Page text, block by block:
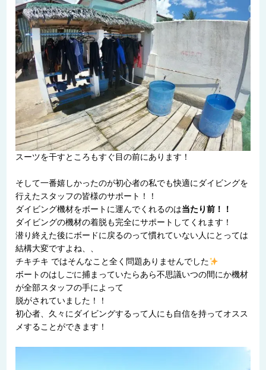
スーツを干すところもすぐ目の前にあります！
そして一番嬉しかったのが初心者の私でも快適にダイビングを
行えたスタッフの皆様のサポート！！
ダイビング機材をボートに運んでくれるのは当たり前！！
ダイビングの機材の着脱も完全にサポートしてくれます！
潜り終えた後にボードに戻るのって慣れていない人にとっては
結構大変ですよね、、
チキチキ ではそんなこと全く問題ありませんでした
ボートのはしごに捕まっていたらあら不思議いつの間にか機材
が全部スタッフの手によって
脱がされていました！！
初心者、久々にダイビングするって人にも自信を持ってオスス
メすることができます！